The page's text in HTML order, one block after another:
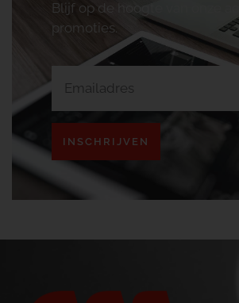
Blijf op de hoogte van onze
promoties.
INSCHRIJVEN